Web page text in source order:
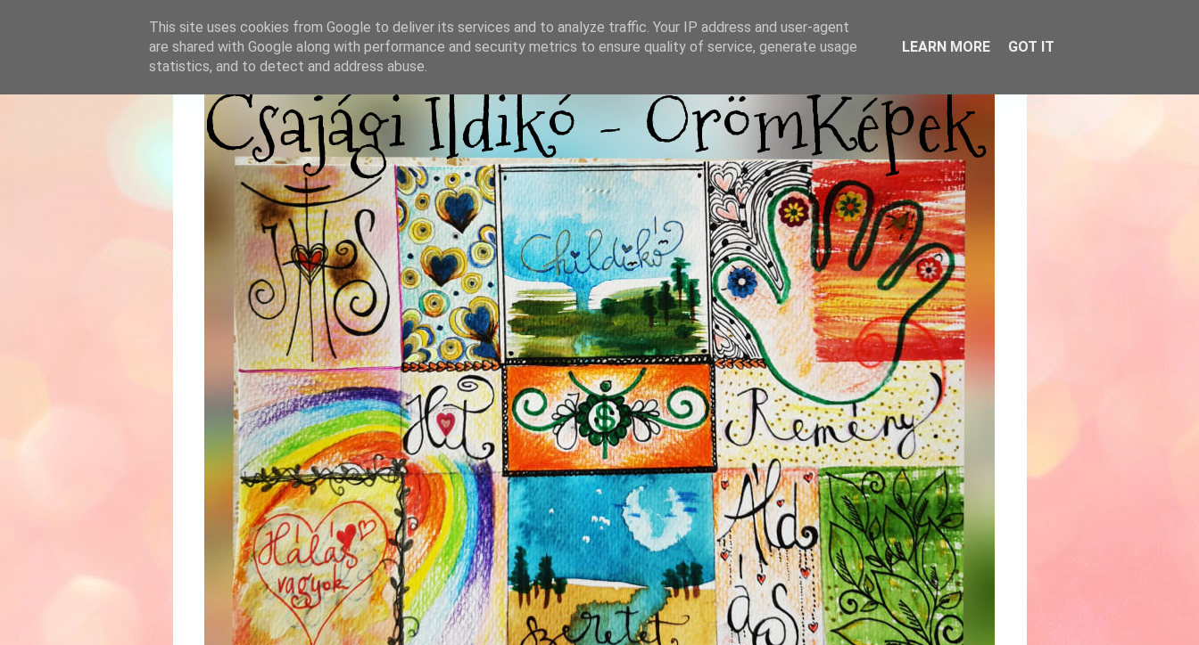
Csajági Ildikó - ÖrömKépek
This site uses cookies from Google to deliver its services and to analyze traffic. Your IP address and user-agent
are shared with Google along with performance and security metrics to ensure quality of service, generate usage
statistics, and to detect and address abuse.
LEARN MORE GOT IT